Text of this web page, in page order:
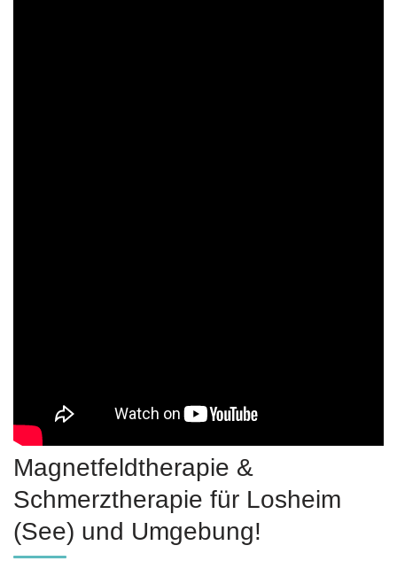
Magnetfeldtherapie &
Schmerztherapie für Losheim
(See) und Umgebung!